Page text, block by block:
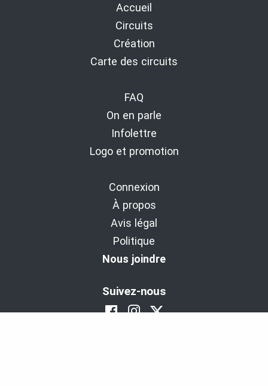
Accueil
Circuits
Création
Carte des circuits
FAQ
On en parle
Infolettre
Logo et promotion
Connexion
À propos
Avis légal
Politique
Nous joindre
Suivez-nous